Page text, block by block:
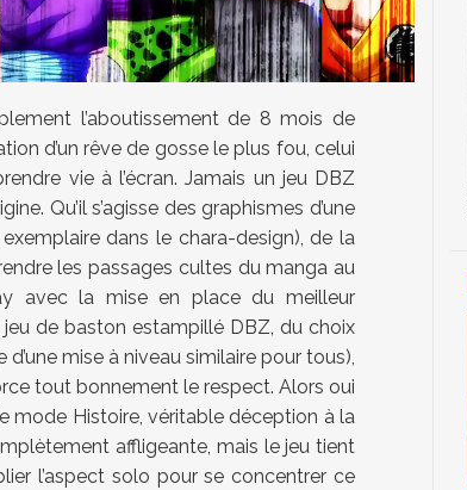
l’aboutissement de 8 mois de
d’un rêve de gosse le plus fou, celui
vie à l’écran. Jamais un jeu DBZ
Qu’il s’agisse des graphismes d’une
dans le chara-design), de la
les passages cultes du manga au
avec la mise en place du meilleur
de baston estampillé DBZ, du choix
mise à niveau similaire pour tous),
tout bonnement le respect. Alors oui
mode Histoire, véritable déception à la
affligeante, mais le jeu tient
l’aspect solo pour se concentrer ce